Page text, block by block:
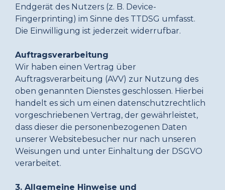
Endgerät des Nutzers (z. B. Device-
Fingerprinting) im Sinne des TTDSG umfasst.
Die Einwilligung ist jederzeit widerrufbar.
Auftragsverarbeitung
Wir haben einen Vertrag über
Auftragsverarbeitung (AVV) zur Nutzung des
oben genannten Dienstes geschlossen. Hierbei
handelt es sich um einen datenschutzrechtlich
vorgeschriebenen Vertrag, der gewährleistet,
dass dieser die personenbezogenen Daten
unserer Websitebesucher nur nach unseren
Weisungen und unter Einhaltung der DSGVO
verarbeitet.
3. Allgemeine Hinweise und